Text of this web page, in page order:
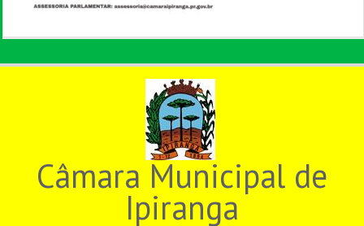
Câmara Municipal de
Ipiranga